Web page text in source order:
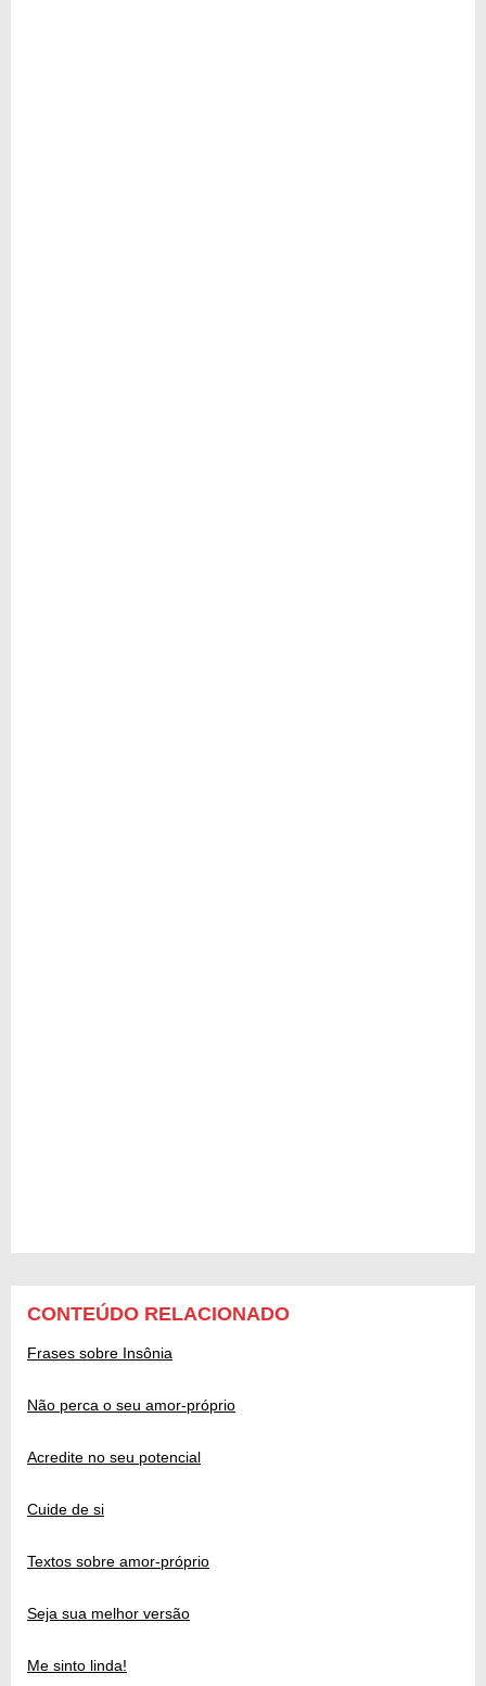
CONTEÚDO RELACIONADO
Frases sobre Insônia
Não perca o seu amor-próprio
Acredite no seu potencial
Cuide de si
Textos sobre amor-próprio
Seja sua melhor versão
Me sinto linda!